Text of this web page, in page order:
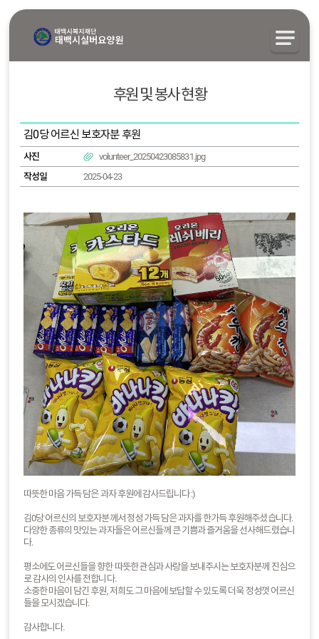
후원 및 봉사 현황
김0당 어르신 보호자분 후원
사진
volunteer_20250423085831.jpg
작성일
2025-04-23
따뜻한 마음 가득 담은 과자 후원에 감사드립니다 :)
김0당 어르신의 보호자분께서 정성 가득 담은 과자를 한가득 후원해주셨습니다.
다양한 종류의 맛있는 과자들은 어르신들께 큰 기쁨과 즐거움을 선사해드렸습니
다.
평소에도 어르신들을 향한 따뜻한 관심과 사랑을 보내주시는 보호자분께 진심으
로 감사의 인사를 전합니다.
소중한 마음이 담긴 후원, 저희도 그 마음에 보답할 수 있도록 더욱 정성껏 어르신
들을 모시겠습니다.
감사합니다.